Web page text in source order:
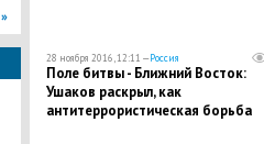
28 ноября 2016, 12:11 —Россия
Поле битвы - Ближний Восток:
Ушаков раскрыл, как
антитеррористическая борьба